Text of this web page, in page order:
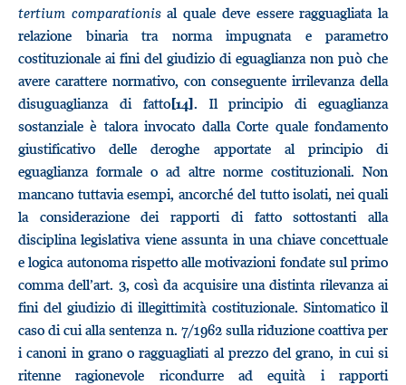
tertium comparationisal quale deve essere ragguagliata la
relazione binaria tra norma impugnata e parametro
costituzionale ai fini del giudizio di eguaglianza non può che
avere carattere normativo, con conseguente irrilevanza della
disuguaglianza di fatto[14]. Il principio di eguaglianza
sostanziale è talora invocato dalla Corte quale fondamento
giustificativo delle deroghe apportate al principio di
eguaglianza formale o ad altre norme costituzionali. Non
mancano tuttavia esempi, ancorché del tutto isolati, nei quali
la considerazione dei rapporti di fatto sottostanti alla
disciplina legislativa viene assunta in una chiave concettuale
e logica autonoma rispetto alle motivazioni fondate sul primo
comma dell’art. 3, così da acquisire una distinta rilevanza ai
fini del giudizio di illegittimità costituzionale. Sintomatico il
caso di cui alla sentenza n. 7/1962 sulla riduzione coattiva per
i canoni in grano o ragguagliati al prezzo del grano, in cui si
ritenne ragionevole ricondurre ad equità i rapporti